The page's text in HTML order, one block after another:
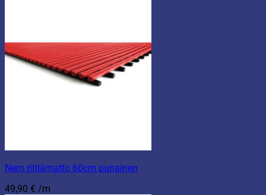
Nero ritilämatto 60cm punainen
49,90 € /m